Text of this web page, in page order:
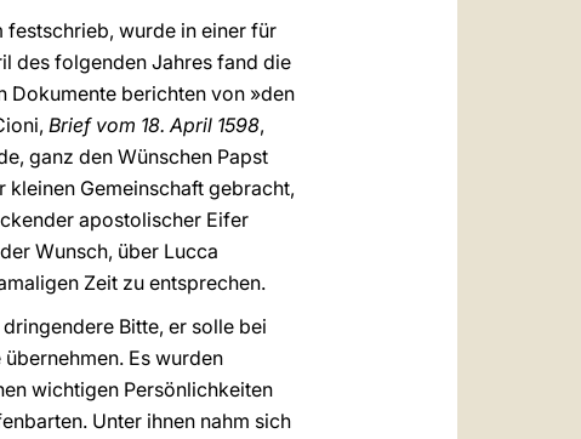
festschrieb, wurde in einer für
des folgenden Jahres fand die
Dokumente berichten von »den
Brief vom 18. April 1598,
ganz den Wünschen Papst
kleinen Gemeinschaft gebracht,
apostolischer Eifer
Wunsch, über Lucca
Zeit zu entsprechen.
Bitte, er solle bei
Es wurden
wichtigen Persönlichkeiten
Unter ihnen nahm sich